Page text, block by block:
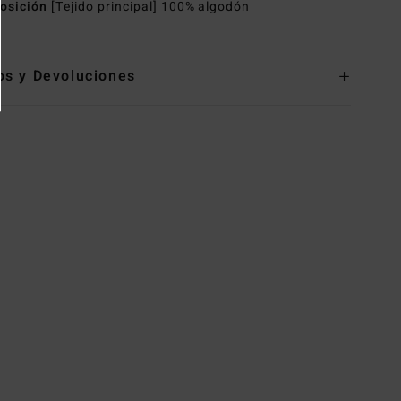
[Tejido principal] 100% algodón
y Devoluciones